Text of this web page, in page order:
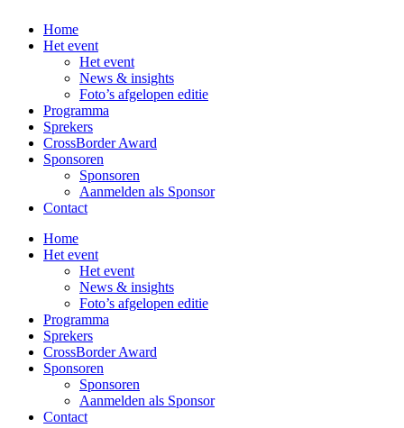
Home
Het event
Het event
News & insights
Foto’s afgelopen editie
Programma
Sprekers
CrossBorder Award
Sponsoren
Sponsoren
Aanmelden als Sponsor
Contact
Home
Het event
Het event
News & insights
Foto’s afgelopen editie
Programma
Sprekers
CrossBorder Award
Sponsoren
Sponsoren
Aanmelden als Sponsor
Contact